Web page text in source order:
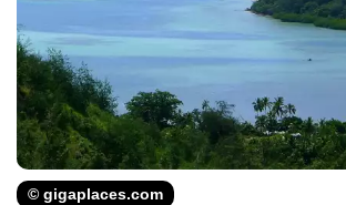
© gigaplaces.com